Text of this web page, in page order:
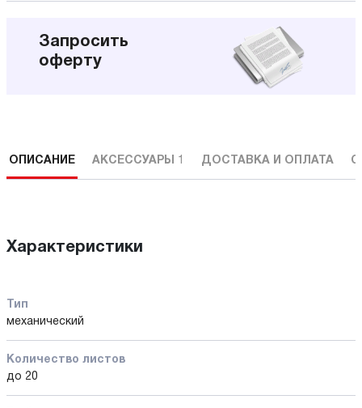
Запросить
оферту
ОПИСАНИЕ АКСЕССУАРЫ 1 ДОСТАВКА И ОПЛАТА
Характеристики
Тип
механический
Количество листов
до 20